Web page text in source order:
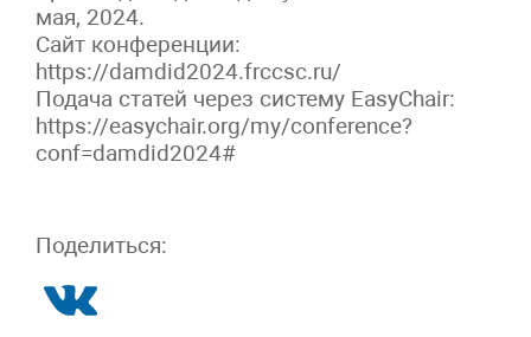
мая, 2024.
Сайт конференции:
https://damdid2024.frccsc.ru/
Подача статей через систему EasyChair:
https://easychair.org/my/conference?
conf=damdid2024#
Поделиться: